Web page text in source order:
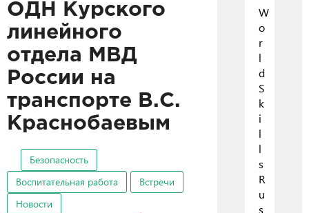
ОДН Курского
линейного
отдела МВД
России на
транспорте В.С.
Краснобаевым
Безопасность
Воспитательная работа
Встречи
Новости
W
o
r
l
d
S
k
i
l
l
s
R
u
s